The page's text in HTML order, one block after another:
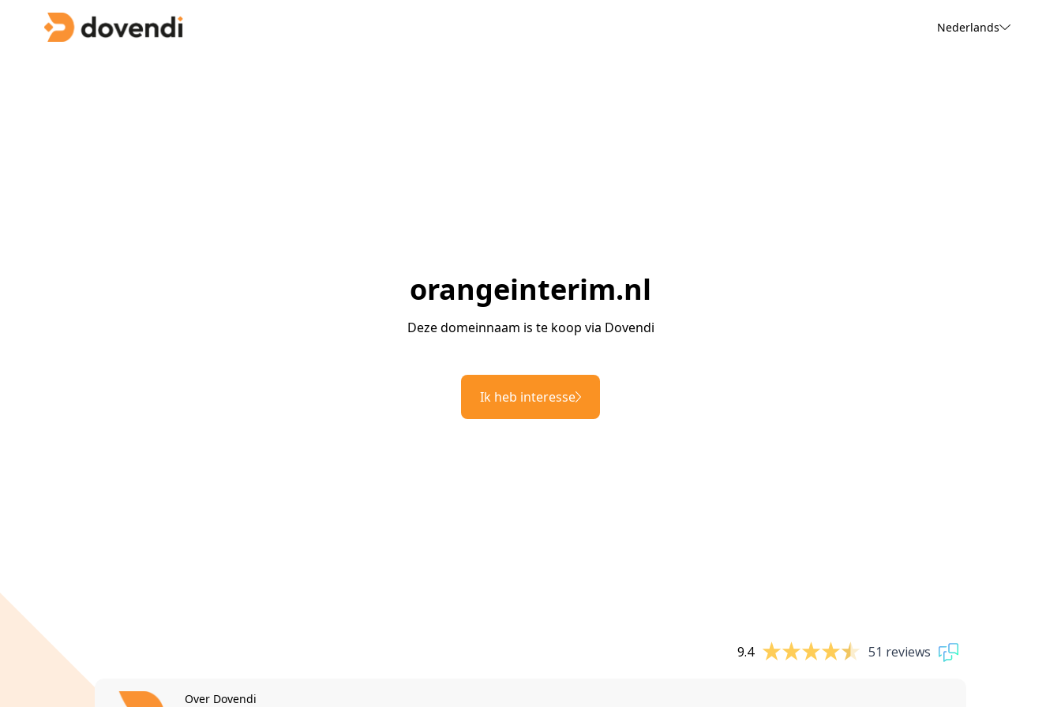
Nederlands
orangeinterim.nl
Deze domeinnaam is te koop via Dovendi
Ik heb interesse
9.4 51 reviews
Over Dovendi